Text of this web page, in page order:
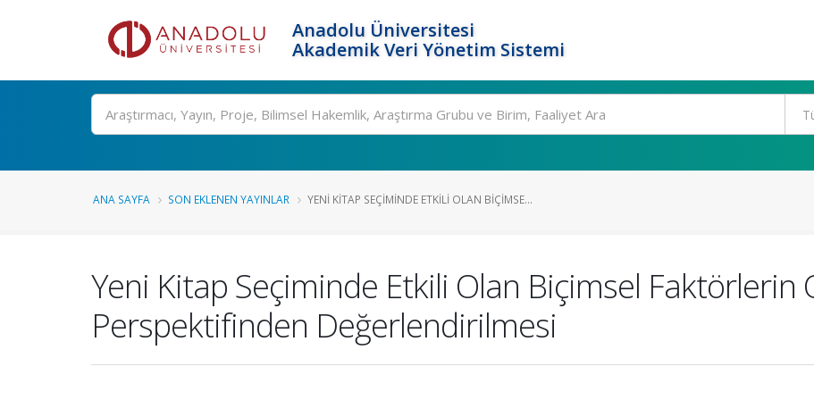
Anadolu Üniversitesi
Akademik Veri Yönetim Sistemi
Ara
ANA SAYFA SON EKLENEN YAYINLAR YENI KITAP SEÇIMINDE ETKILI OLAN BIÇIMSE...
Yeni Kitap Seçiminde Etkili Olan Biçimsel Faktörlerin
Perspektifinden Değerlendirilmesi